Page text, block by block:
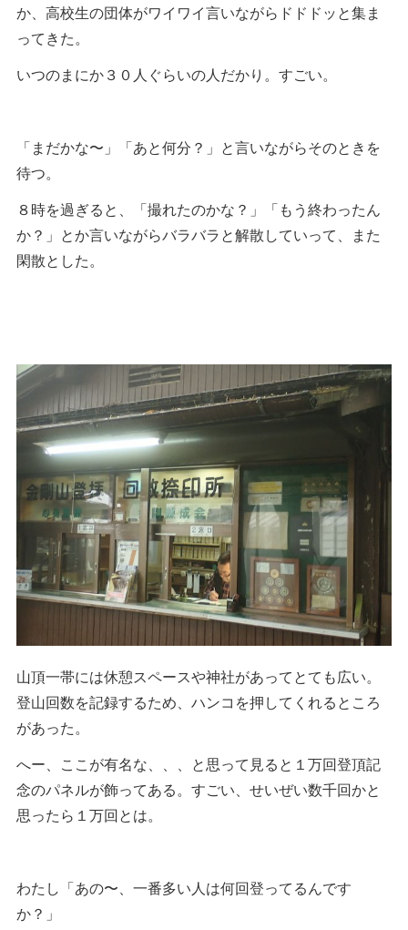
か、高校生の団体がワイワイ言いながらドドドッと集ま
ってきた。
いつのまにか３０人ぐらいの人だかり。すごい。
「まだかな〜」「あと何分？」と言いながらそのときを
待つ。
８時を過ぎると、「撮れたのかな？」「もう終わったん
か？」とか言いながらバラバラと解散していって、また
閑散とした。
山頂一帯には休憩スペースや神社があってとても広い。
登山回数を記録するため、ハンコを押してくれるところ
があった。
へー、ここが有名な、、、と思って見ると１万回登頂記
念のパネルが飾ってある。すごい、せいぜい数千回かと
思ったら１万回とは。
わたし「あの〜、一番多い人は何回登ってるんです
か？」